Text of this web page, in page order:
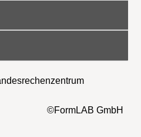
©FormLAB GmbH